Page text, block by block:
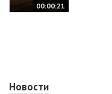
00:00:21
Новости